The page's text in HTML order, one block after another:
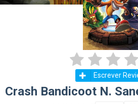
Escrever
Crash Bandicoot N.